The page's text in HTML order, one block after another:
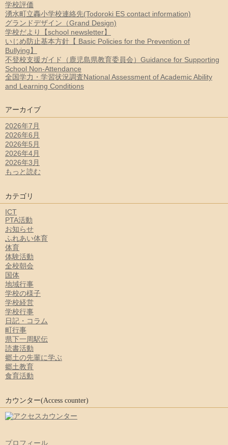
学校評価
湧水町立轟小学校連絡先(Todoroki ES contact information)
グランドデザイン（Grand Design)
学校だより【school newsletter】
いじめ防止基本方針【 Basic Policies for the Prevention of
Bullying】
不登校支援ガイド（鹿児島県教育委員会）Guidance for Supporting
School Non-Attendance
全国学力・学習状況調査National Assessment of Academic Ability
and Learning Conditions
アーカイブ
2026年7月
2026年6月
2026年5月
2026年4月
2026年3月
もっと読む
カテゴリ
ICT
PTA活動
お知らせ
ふれあい体育
体育
体験活動
全校朝会
国体
地域行事
学校の様子
学校経営
学校行事
日記・コラム
町行事
県下一周駅伝
読書活動
郷土の先輩に学ぶ
郷土教育
食育活動
カウンター(Access counter)
プロフィール